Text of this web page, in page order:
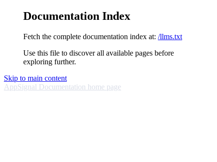
Documentation Index
Fetch the complete documentation index at: /llms.txt
Use this file to discover all available pages before
exploring further.
Skip to main content
AppSignal Documentation home page